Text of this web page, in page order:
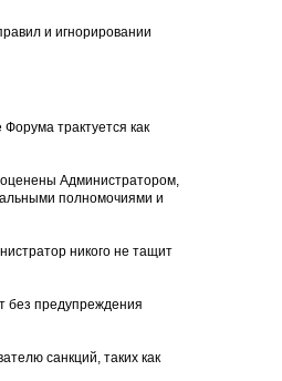
и игнорировании
трактуется как
Администратором,
полномочиями и
никого не тащит
без предупреждения
санкций, таких как